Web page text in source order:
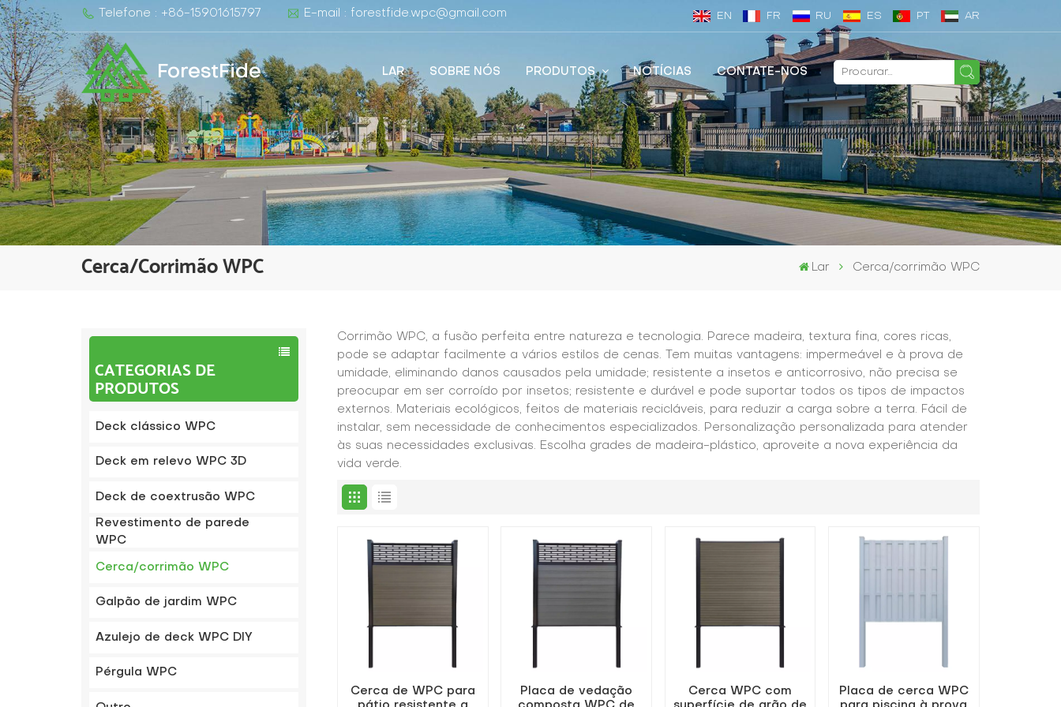
Telefone : +86-15901615797 E-mail : forestfide.wpc@gmail.com EN FR RU ES PT AR
ForestFide LAR SOBRE NÓS PRODUTOS NOTÍCIAS CONTATE-NOS
Cerca/corrimão WPC Lar Cerca/corrimão WPC
CATEGORIAS DE
PRODUTOS
Deck clássico WPC
Deck em relevo WPC 3D
Deck de coextrusão WPC
Revestimento de parede
WPC
Cerca/corrimão WPC
Galpão de jardim WPC
Azulejo de deck WPC DIY
Pérgula WPC
Corrimão WPC, a fusão perfeita entre natureza e tecnologia. Parece madeira, textura fina, cores ricas,
pode se adaptar facilmente a vários estilos de cenas. Tem muitas vantagens: impermeável e à prova de
umidade, eliminando danos causados pela umidade; resistente a insetos e anticorrosivo, não precisa se
preocupar em ser corroído por insetos; resistente e durável e pode suportar todos os tipos de impactos
externos. Materiais ecológicos, feitos de materiais recicláveis, para reduzir a carga sobre a terra. Fácil de
instalar, sem necessidade de conhecimentos especializados. Personalização personalizada para atender
às suas necessidades exclusivas. Escolha grades de madeira-plástico, aproveite a nova experiência da
vida verde.
Cerca de WPC para
Placa de vedação
Cerca WPC com
Placa de cerca WPC